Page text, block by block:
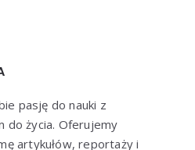
pasję do nauki z
do życia. Oferujemy
artykułów, reportaży i